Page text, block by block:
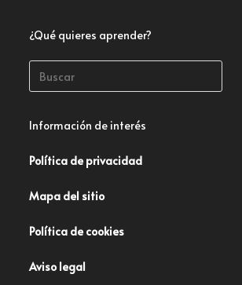
¿Qué quieres aprender?
Información de interés
Política de privacidad
Mapa del sitio
Política de cookies
Aviso legal